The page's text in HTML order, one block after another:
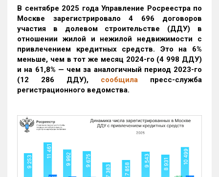
В сентябре 2025 года Управление Росреестра по
Москве зарегистрировало 4 696 договоров
участия в долевом строительстве (ДДУ) в
отношении жилой и нежилой недвижимости с
привлечением кредитных средств. Это на 6%
меньше, чем в тот же месяц 2024-го (4 998 ДДУ)
и на 61,8% — чем за аналогичный период 2023-го
(12 286 ДДУ), сообщила пресс-служба
регистрационного ведомства.